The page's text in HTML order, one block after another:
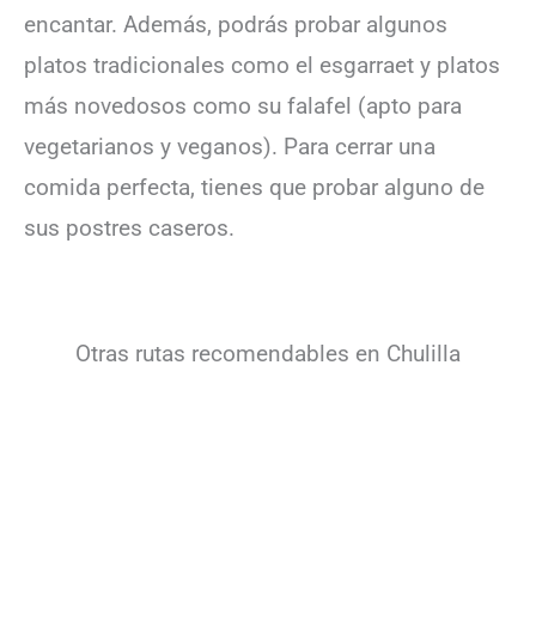
encantar. Además, podrás probar algunos
platos tradicionales como el esgarraet y platos
más novedosos como su falafel (apto para
vegetarianos y veganos). Para cerrar una
comida perfecta, tienes que probar alguno de
sus postres caseros.
Otras rutas recomendables en Chulilla